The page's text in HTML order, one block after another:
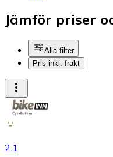
Jämför priser
Alla filter
Pris inkl. frakt
2.1